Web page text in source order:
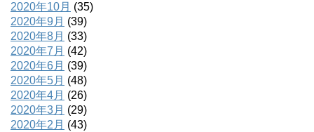
2020年10月 (35)
2020年9月 (39)
2020年8月 (33)
2020年7月 (42)
2020年6月 (39)
2020年5月 (48)
2020年4月 (26)
2020年3月 (29)
2020年2月 (43)